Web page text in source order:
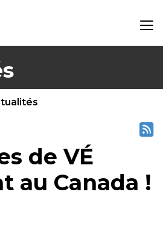
de VÉ
au Canada !